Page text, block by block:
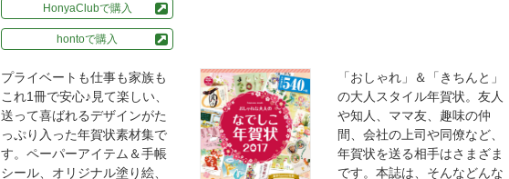
HonyaClubで購入
hontoで購入
プライベートも仕事も家族も
これ1冊で安心♪見て楽しい、
送って喜ばれるデザインがた
っぷり入った年賀状素材集で
す。ペーパーアイテム＆手帳
シール、オリジナル塗り絵、
「おしゃれ」＆「きちんと」
の大人スタイル年賀状。友人
や知人、ママ友、趣味の仲
間、会社の上司や同僚など、
年賀状を送る相手はさまざま
です。本誌は、そんなどんな